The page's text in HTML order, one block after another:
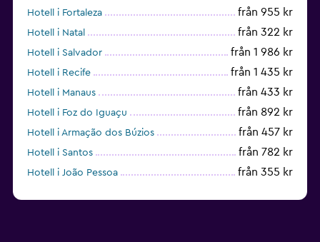
Hotell i Fortaleza från 955 kr
Hotell i Natal från 322 kr
Hotell i Salvador från 1 986 kr
Hotell i Recife från 1 435 kr
Hotell i Manaus från 433 kr
Hotell i Foz do Iguaçu från 892 kr
Hotell i Armação dos Búzios från 457 kr
Hotell i Santos från 782 kr
Hotell i João Pessoa från 355 kr